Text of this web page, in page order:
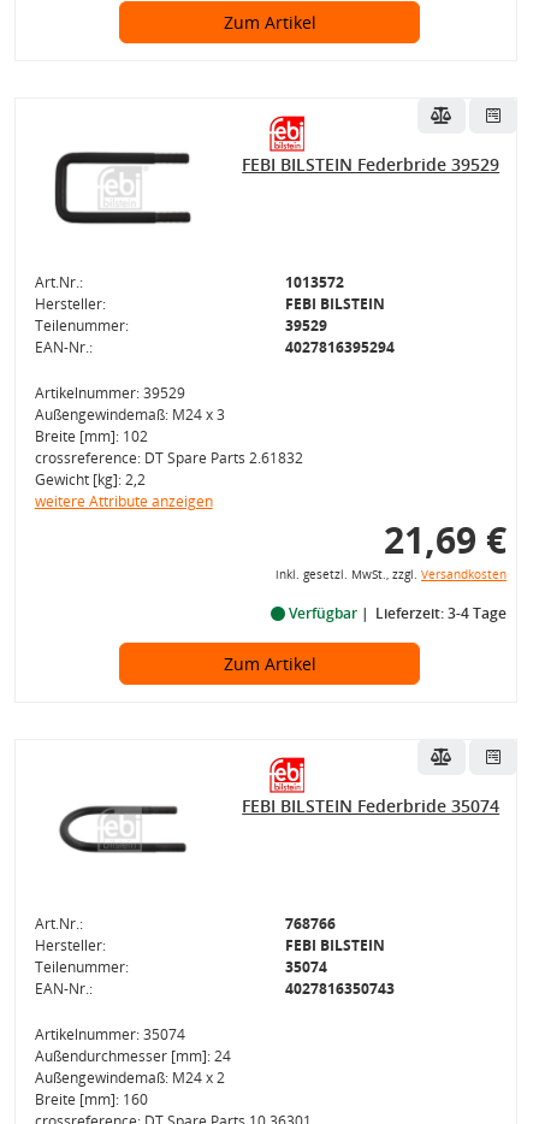
Zum Artikel
FEBI BILSTEIN Federbride 39529
Art.Nr.:
1013572
Hersteller:
FEBI BILSTEIN
Teilenummer:
39529
EAN-Nr.:
4027816395294
Artikelnummer: 39529
Außengewindemaß: M24 x 3
Breite [mm]: 102
crossreference: DT Spare Parts 2.61832
Gewicht [kg]: 2,2
weitere Attribute anzeigen
21,69 €
inkl. gesetzl. MwSt., zzgl. Versandkosten
Verfügbar Lieferzeit: 3-4 Tage
Zum Artikel
FEBI BILSTEIN Federbride 35074
Art.Nr.:
768766
Hersteller:
FEBI BILSTEIN
Teilenummer:
35074
EAN-Nr.:
4027816350743
Artikelnummer: 35074
Außendurchmesser [mm]: 24
Außengewindemaß: M24 x 2
Breite [mm]: 160